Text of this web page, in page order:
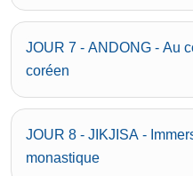
JOUR 7 - ANDONG - Au
coréen
JOUR 8 - JIKJISA -
monastique